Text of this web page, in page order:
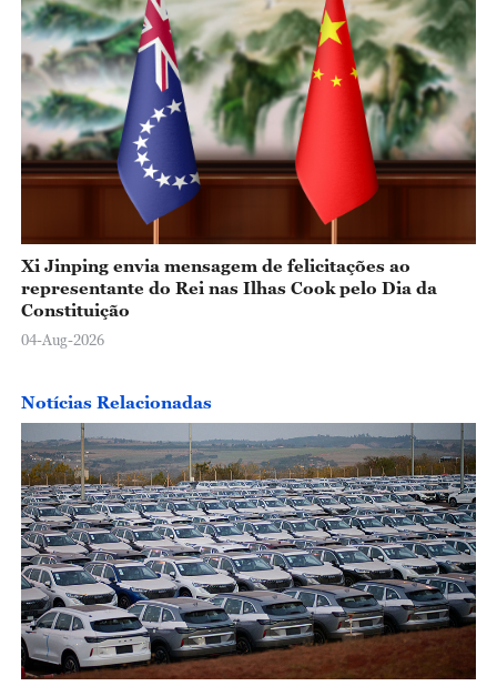
Xi Jinping envia mensagem de felicitações ao
representante do Rei nas Ilhas Cook pelo Dia da
Constituição
04-Aug-2026
Notícias Relacionadas